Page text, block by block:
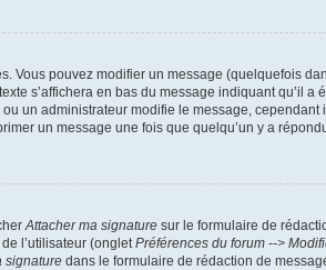
Vous pouvez modifier un message (quelquefois
s’affichera en bas du message indiquant qu’il a
un administrateur modifie le message,
un message une fois que quelqu’un y a
Attacher ma signature sur le formulaire de
l’utilisateur (onglet Préférences du forum -->
signature dans le formulaire de rédaction de